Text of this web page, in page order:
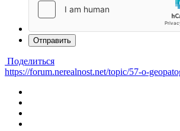
Отправить
Поделиться
https://forum.nerealnost.net/topic/57-o-